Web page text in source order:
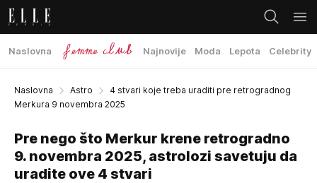
Naslovna Najnovije Moda Lepota Celebrity
Naslovna Astro
4 stvari koje treba uraditi pre retrogradnog
Merkura 9 novembra 2025
Pre nego što Merkur krene retrogradno
9. novembra 2025, astrolozi savetuju da
uradite ove 4 stvari